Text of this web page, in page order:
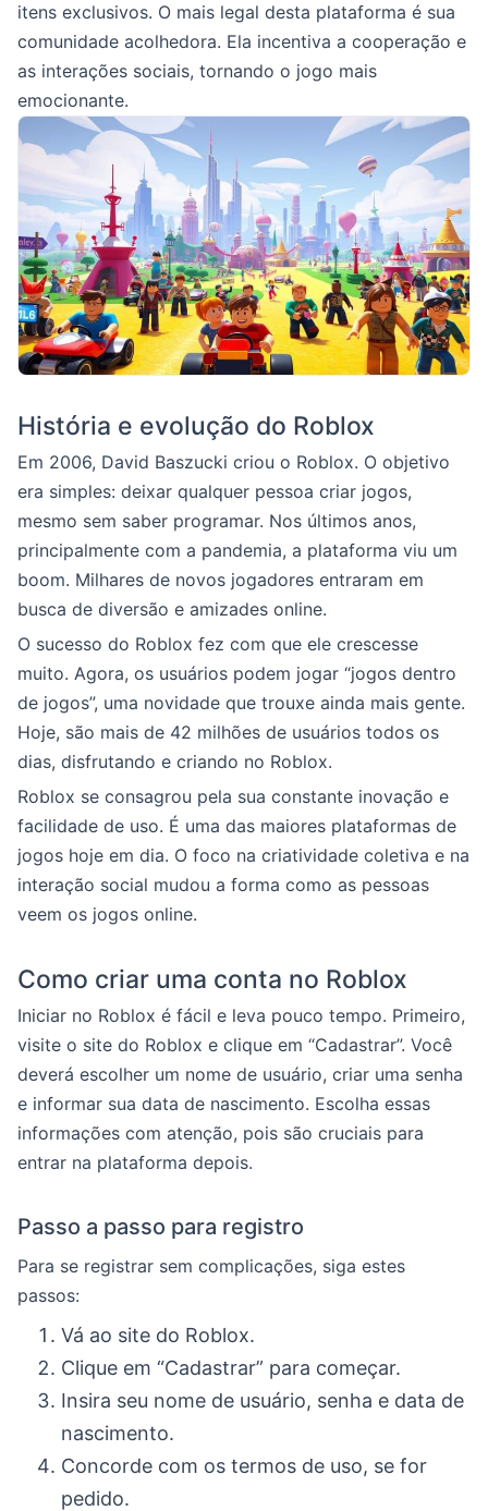
itens exclusivos. O mais legal desta plataforma é sua
comunidade acolhedora. Ela incentiva a cooperação e
as interações sociais, tornando o jogo mais
emocionante.
História e evolução do Roblox
Em 2006, David Baszucki criou o Roblox. O objetivo
era simples: deixar qualquer pessoa criar jogos,
mesmo sem saber programar. Nos últimos anos,
principalmente com a pandemia, a plataforma viu um
boom. Milhares de novos jogadores entraram em
busca de diversão e amizades online.
O sucesso do Roblox fez com que ele crescesse
muito. Agora, os usuários podem jogar “jogos dentro
de jogos”, uma novidade que trouxe ainda mais gente.
Hoje, são mais de 42 milhões de usuários todos os
dias, disfrutando e criando no Roblox.
Roblox se consagrou pela sua constante inovação e
facilidade de uso. É uma das maiores plataformas de
jogos hoje em dia. O foco na criatividade coletiva e na
interação social mudou a forma como as pessoas
veem os jogos online.
Como criar uma conta no Roblox
Iniciar no Roblox é fácil e leva pouco tempo. Primeiro,
visite o site do Roblox e clique em “Cadastrar”. Você
deverá escolher um nome de usuário, criar uma senha
e informar sua data de nascimento. Escolha essas
informações com atenção, pois são cruciais para
entrar na plataforma depois.
Passo a passo para registro
Para se registrar sem complicações, siga estes
passos:
Vá ao site do Roblox.
Clique em “Cadastrar” para começar.
Insira seu nome de usuário, senha e data de
nascimento.
Concorde com os termos de uso, se for
pedido.